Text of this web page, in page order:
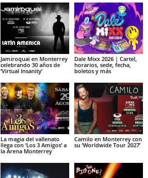
Jamiroquai en Monterrey
celebrando 30 años de
‘Virtual Insanity’
Dale Mixx 2026 | Cartel,
horarios, sede, fecha,
boletos y más
La magia del vallenato
llega con ‘Los 3 Amigos’ a
la Arena Monterrey
Camilo en Monterrey con
su ‘Worldwide Tour 2027’